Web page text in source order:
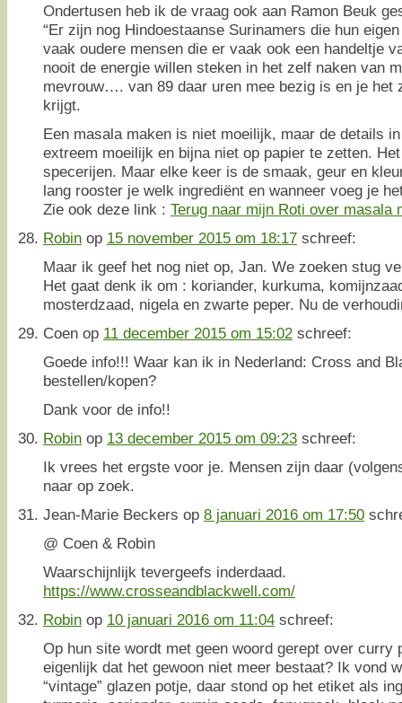
Ondertusen heb ik de vraag ook aan Ramon Beuk
“Er zijn nog Hindoestaanse Surinamers die hun
vaak oudere mensen die er vaak ook een handeltje
nooit de energie willen steken in het zelf naken van
mevrouw…. van 89 daar uren mee bezig is en je het
krijgt.
Een masala maken is niet moeilijk, maar de details
extreem moeilijk en bijna niet op papier te zetten.
specerijen. Maar elke keer is de smaak, geur en
lang rooster je welk ingrediënt en wanneer voeg je
Zie ook deze link : Terug naar mijn Roti over masala
Robin op 15 november 2015 om 18:17 schreef:
Maar ik geef het nog niet op, Jan. We zoeken stug
Het gaat denk ik om : koriander, kurkuma,
mosterdzaad, nigela en zwarte peper. Nu de
Coen op 11 december 2015 om 15:02 schreef:
Goede info!!! Waar kan ik in Nederland: Cross and
bestellen/kopen?
Dank voor de info!!
Robin op 13 december 2015 om 09:23 schreef:
Ik vrees het ergste voor je. Mensen zijn daar
naar op zoek.
Jean-Marie Beckers op 8 januari 2016 om 17:50
@ Coen & Robin
Waarschijnlijk tevergeefs inderdaad.
https://www.crosseandblackwell.com/
Robin op 10 januari 2016 om 11:04 schreef:
Op hun site wordt met geen woord gerept over curry
eigenlijk dat het gewoon niet meer bestaat? Ik vond
“vintage” glazen potje, daar stond op het etiket als